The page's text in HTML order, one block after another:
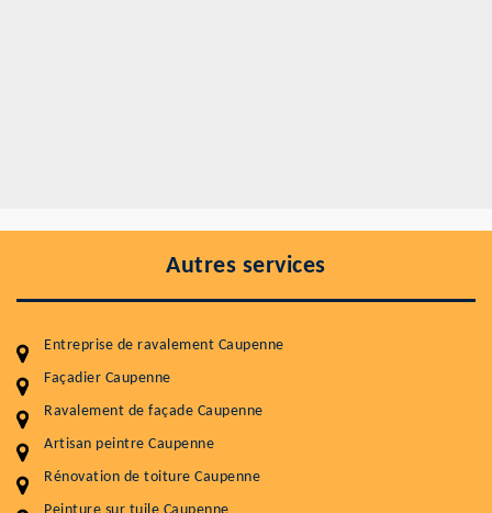
Autres services
Entreprise de ravalement Caupenne
Façadier Caupenne
Ravalement de façade Caupenne
Artisan peintre Caupenne
Rénovation de toiture Caupenne
Entretenir votre toiture, c'est préserver sa
durabilité
Plus de 15 ans d'expérience en couverture et facade